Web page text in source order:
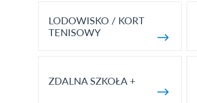
LODOWISKO / KORT
TENISOWY
ZDALNA SZKOŁA +